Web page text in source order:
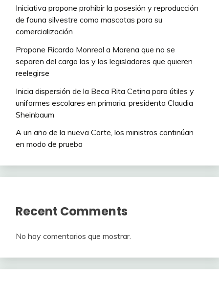
Iniciativa propone prohibir la posesión y reproducción
de fauna silvestre como mascotas para su
comercialización
Propone Ricardo Monreal a Morena que no se
separen del cargo las y los legisladores que quieren
reelegirse
Inicia dispersión de la Beca Rita Cetina para útiles y
uniformes escolares en primaria: presidenta Claudia
Sheinbaum
A un año de la nueva Corte, los ministros continúan
en modo de prueba
Recent Comments
No hay comentarios que mostrar.